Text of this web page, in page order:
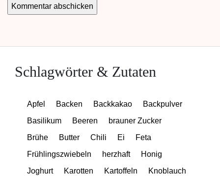
Schlagwörter & Zutaten
Apfel Backen Backkakao
Backpulver
Basilikum
Beeren
brauner Zucker
Brühe
Butter Chili Ei
Feta
Frühlingszwiebeln
herzhaft
Honig
Joghurt
Karotten Kartoffeln
Knoblauch